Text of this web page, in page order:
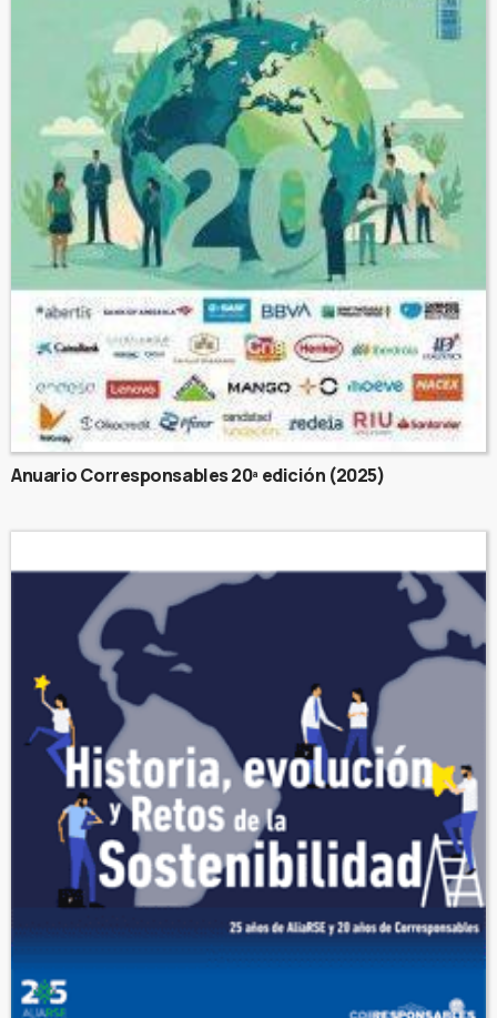
Anuario Corresponsables 20ª edición (2025)